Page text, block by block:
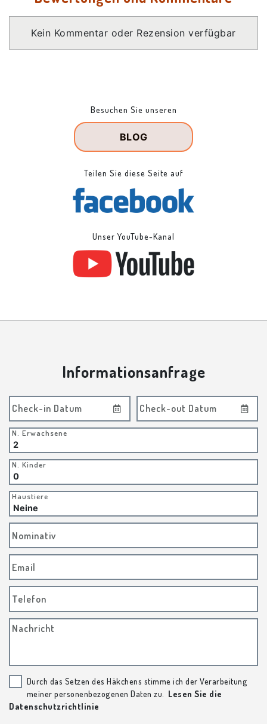
Kein Kommentar oder Rezension verfügbar
Besuchen Sie unseren
BLOG
Teilen Sie diese Seite auf
Unser YouTube-Kanal
Informationsanfrage
Check-in Datum Check-out Datum
N. Erwachsene
N. Kinder
Haustiere
Nominativ
Email
Telefon
Nachricht
Durch das Setzen des Häkchens stimme ich der Verarbeitung
meiner personenbezogenen Daten zu.
Lesen Sie die
Datenschutzrichtlinie